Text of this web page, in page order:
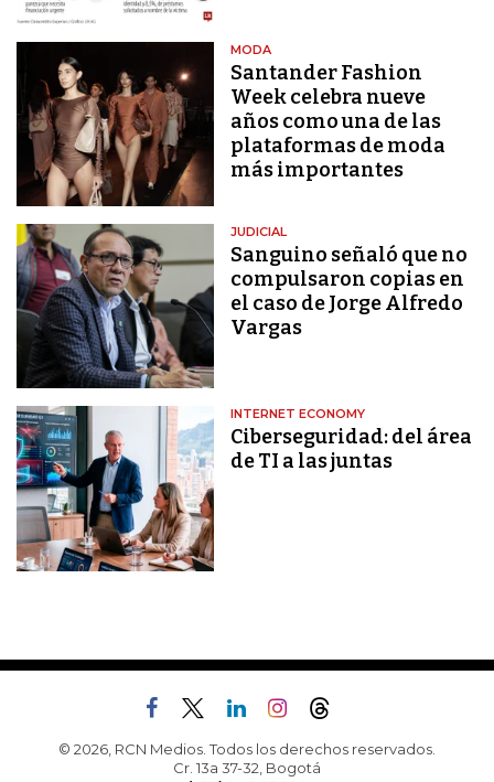
MODA
Santander Fashion
Week celebra nueve
años como una de las
plataformas de moda
más importantes
JUDICIAL
Sanguino señaló que no
compulsaron copias en
el caso de Jorge Alfredo
Vargas
INTERNET ECONOMY
Ciberseguridad: del área
de TI a las juntas
© 2026, RCN Medios. Todos los derechos reservados.
Cr. 13a 37-32, Bogotá